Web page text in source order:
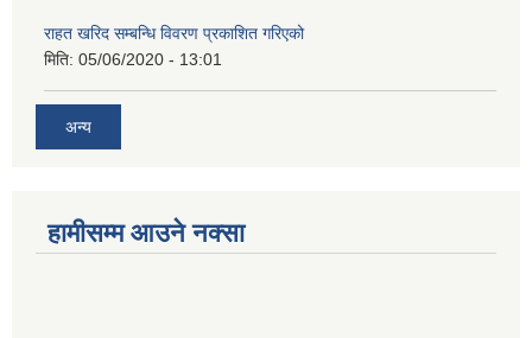
राहत खरिद सम्बन्धि विवरण प्रकाशित गरिएको
मिति: 05/06/2020 - 13:01
अन्य
हामीसम्म आउने नक्सा